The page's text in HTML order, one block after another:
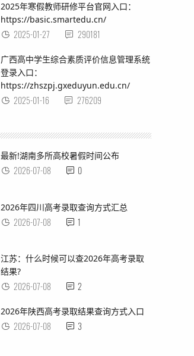
2025年寒假教师研修平台官网入口：
https://basic.smartedu.cn/
2025-01-27 290181
广西高中学生综合素质评价信息管理系统
登录入口：
https://zhszpj.gxeduyun.edu.cn/
2025-01-16 276209
最新!湖南多所高校暑假时间公布
2026-07-08 0
2026年四川高考录取查询方式汇总
2026-07-08 1
江苏：什么时候可以查2026年高考录取
结果?
2026-07-08 2
2026年陕西高考录取结果查询方式入口
2026-07-08 3